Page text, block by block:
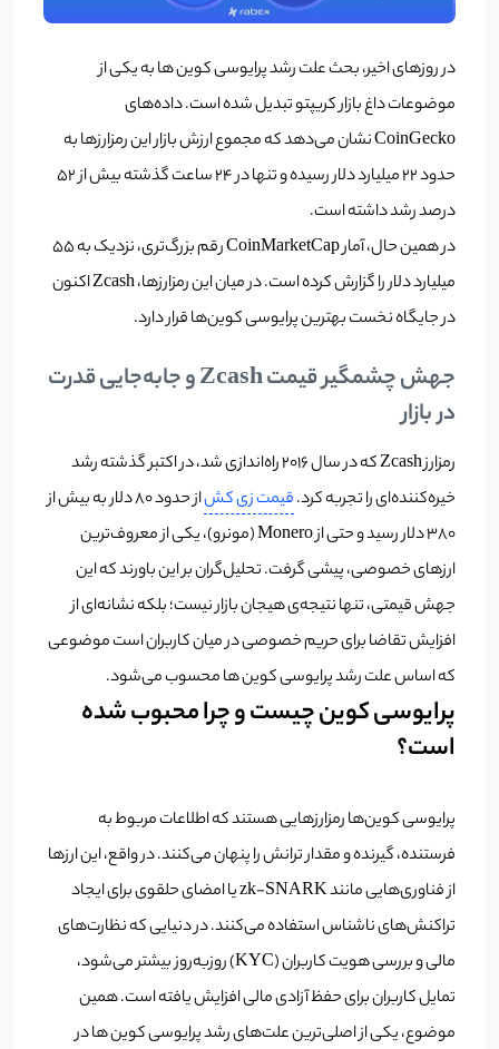
در روزهای اخیر، بحث علت رشد پرایوسی کوین ها به یکی از
موضوعات داغ بازار کریپتو تبدیل شده است. داده‌های
CoinGecko نشان می‌دهد که مجموع ارزش بازار این رمزارزها به
حدود ۲۲ میلیارد دلار رسیده و تنها در ۲۴ ساعت گذشته بیش از ۵۲
درصد رشد داشته است.
در همین حال، آمار CoinMarketCap رقم بزرگ‌تری، نزدیک به ۵۵
میلیارد دلار را گزارش کرده است. در میان این رمزارزها، Zcash اکنون
در جایگاه نخست بهترین پرایوسی کوین‌ها قرار دارد.
جهش چشمگیر قیمت Zcash و جابه‌جایی قدرت
در بازار
رمزارز Zcash که در سال ۲۰۱۶ راه‌اندازی شد، در اکتبر گذشته رشد
خیره‌کننده‌ای را تجربه کرد.قیمت زی کش
از حدود ۸۰ دلار به بیش از
۳۸۰ دلار رسید و حتی از Monero (مونرو)، یکی از معروف‌ترین
ارزهای خصوصی، پیشی گرفت. تحلیل‌گران بر این باورند که این
جهش قیمتی، تنها نتیجه‌ی هیجان بازار نیست؛ بلکه نشانه‌ای از
افزایش تقاضا برای حریم خصوصی در میان کاربران است موضوعی
که اساس علت رشد پرایوسی کوین ها محسوب می‌شود.
پرایوسی کوین چیست و چرا محبوب شده
است؟
پرایوسی کوین‌ها رمزارزهایی هستند که اطلاعات مربوط به
فرستنده، گیرنده و مقدار ترانش را پنهان می‌کنند. در واقع، این ارزها
از فناوری‌هایی مانند zk-SNARK یا امضای حلقوی برای ایجاد
تراکنش‌های ناشناس استفاده می‌کنند. در دنیایی که نظارت‌های
مالی و بررسی هویت کاربران (KYC) روزبه‌روز بیشتر می‌شود،
تمایل کاربران برای حفظ آزادی مالی افزایش یافته است. همین
موضوع، یکی از اصلی‌ترین علت‌های رشد پرایوسی کوین ها در